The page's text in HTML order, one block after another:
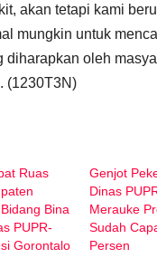
akan tetapi kami
mungkin untuk
diharapkan oleh
(1230T3N)
Ruas
Bina
PUPR-
Gorontalo
Genjot
Dinas
Merauke
Sudah
Persen